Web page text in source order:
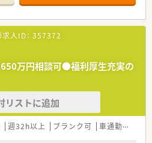
に位置しています。
に、
とができます。
設40名ほどの対応がございます。
職場環境です。
味おありの方は大歓迎！
展開の調剤薬局ですが、
があります。
人ID： 357372
650万円相談可●福利厚生充実の
リストに追加
週32h以上 ブランク可 車通勤可